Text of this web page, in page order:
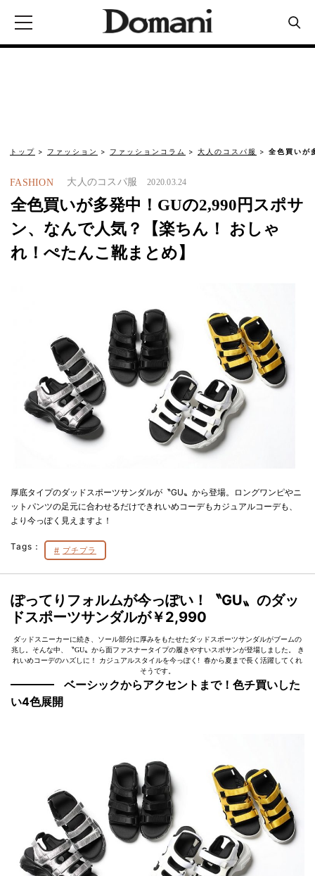
トップ ファッション ファッションコラム 大人のコスパ服 全色買いが
FASHION 大人のコスパ服 2020.03.24
全色買いが多発中！GUの2,990円スポサ
ン、なんで人気？【楽ちん！ おしゃ
れ！ぺたんこ靴まとめ】
厚底タイプのダッドスポーツサンダルが〝GU〟から登場。ロングワンピやニ
ットパンツの足元に合わせるだけできれいめコーデもカジュアルコーデも、
より今っぽく見えますよ！
Tags： プチプラ
ぽってりフォルムが今っぽい！〝GU〟のダッ
ドスポーツサンダルが￥2,990
ダッドスニーカーに続き、ソール部分に厚みをもたせたダッドスポーツサンダルがブームの
兆し。そんな中、〝GU〟から面ファスナータイプの履きやすいスポサンが登場しました。 き
れいめコーデのハズしに！ カジュアルスタイルを今っぽく! 春から夏まで長く活躍してくれ
そうです。
ベーシックからアクセントまで！色チ買いした
い4色展開